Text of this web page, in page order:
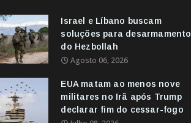
Israel e Líbano buscam
soluções para desarmamento
do Hezbollah
Agosto 06, 2026
EUA matam ao menos nove
militares no Irã após Trump
declarar fim do cessar-fogo